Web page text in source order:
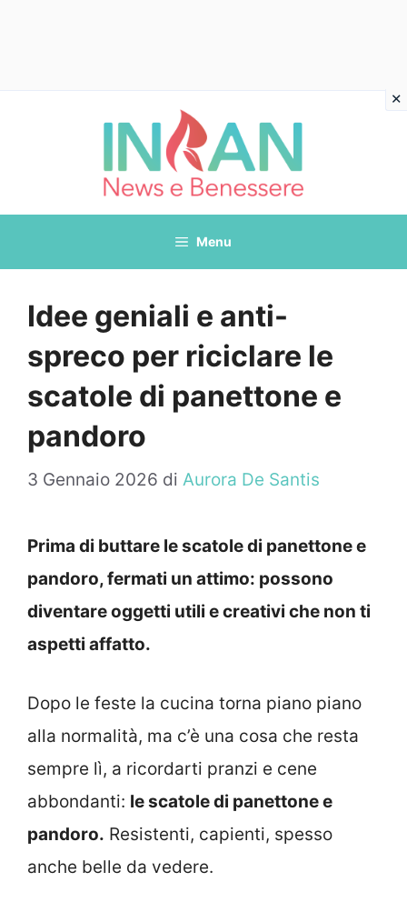
Menu
Idee geniali e anti-
spreco per riciclare le
scatole di panettone e
pandoro
3 Gennaio 2026 di Aurora De Santis
Prima di buttare le scatole di panettone e
pandoro, fermati un attimo: possono
diventare oggetti utili e creativi che non ti
aspetti affatto.
Dopo le feste la cucina torna piano piano
alla normalità, ma c’è una cosa che resta
sempre lì, a ricordarti pranzi e cene
abbondanti: le scatole di panettone e
pandoro. Resistenti, capienti, spesso
anche belle da vedere.